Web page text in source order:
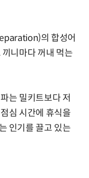
의 합성어
니마다 꺼내 먹는
는 밀키트보다 저
심 시간에 휴식을
인기를 끌고 있는